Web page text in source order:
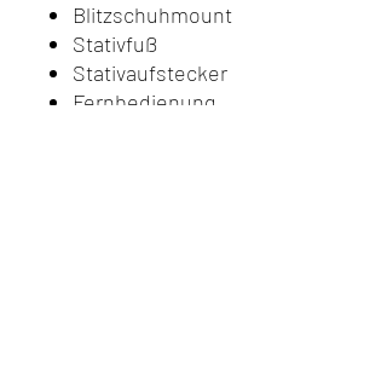
Blitzschuhmount
Stativfuß
Stativaufstecker
Fernbedienung